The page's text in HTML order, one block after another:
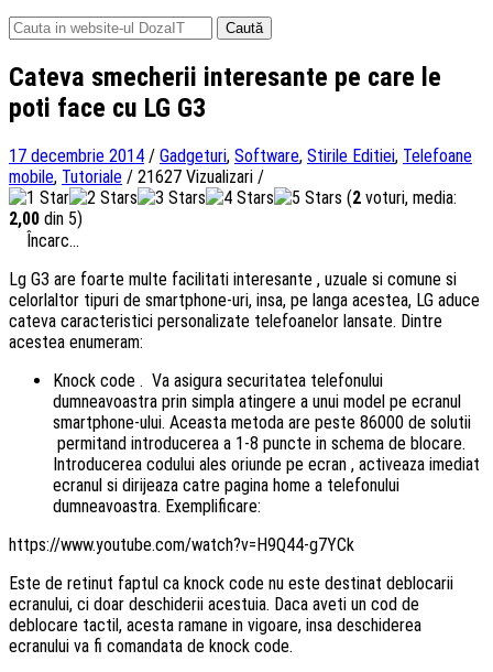
Caută
după:
Cateva smecherii interesante pe care le
poti face cu LG G3
17 decembrie 2014 / Gadgeturi, Software, Stirile Editiei, Telefoane
mobile, Tutoriale / 21627 Vizualizari /
(2 voturi, media:
2,00 din 5)
Încarc...
Lg G3 are foarte multe facilitati interesante , uzuale si comune si
celorlaltor tipuri de smartphone-uri, insa, pe langa acestea, LG aduce
cateva caracteristici personalizate telefoanelor lansate. Dintre
acestea enumeram:
Knock code . Va asigura securitatea telefonului
dumneavoastra prin simpla atingere a unui model pe ecranul
smartphone-ului. Aceasta metoda are peste 86000 de solutii
permitand introducerea a 1-8 puncte in schema de blocare.
Introducerea codului ales oriunde pe ecran , activeaza imediat
ecranul si dirijeaza catre pagina home a telefonului
dumneavoastra. Exemplificare:
https://www.youtube.com/watch?v=H9Q44-g7YCk
Este de retinut faptul ca knock code nu este destinat deblocarii
ecranului, ci doar deschiderii acestuia. Daca aveti un cod de
deblocare tactil, acesta ramane in vigoare, insa deschiderea
ecranului va fi comandata de knock code.